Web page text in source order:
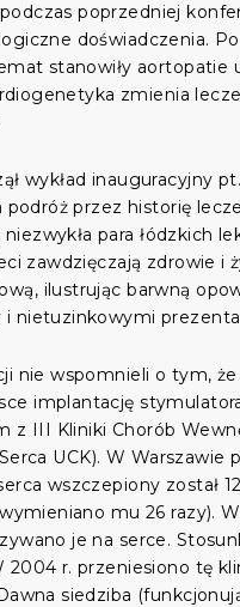
poprzedniej
doświadczenia.
stanowiły aortopatie
zmienia
wykład inauguracyjny
przez historię
para łódzkich
zawdzięczają zdrowie
ilustrując barwną
i nietuzinkowymi
nie wspomnieli o tym,
implantację
z III Kliniki Chorób
UCK). W
wszczepiony został
mu 26 razy).
je na serce.
2004 r. przeniesiono tę
siedziba